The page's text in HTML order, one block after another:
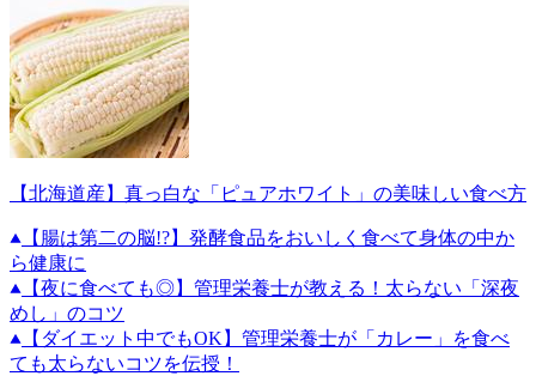
【北海道産】真っ白な「ピュアホワイト」の美味しい食べ方
【腸は第二の脳!?】発酵食品をおいしく食べて身体の中か
ら健康に
【夜に食べても◎】管理栄養士が教える！太らない「深夜
めし」のコツ
【ダイエット中でもOK】管理栄養士が「カレー」を食べ
ても太らないコツを伝授！